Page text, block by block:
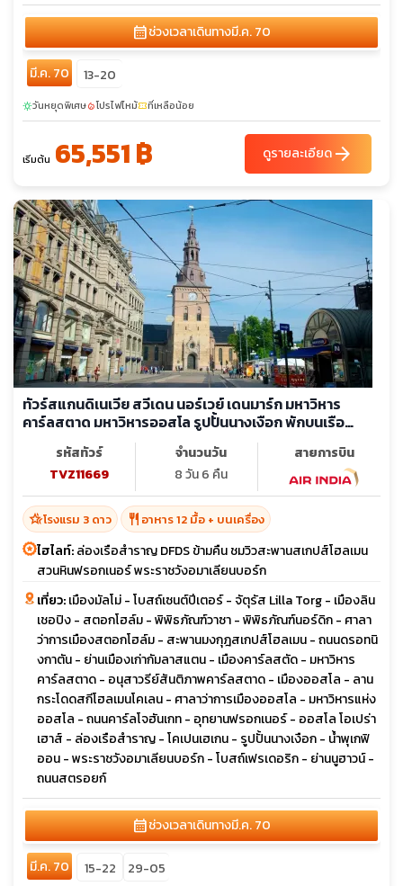
calendar_monthช่วงเวลาเดินทางมี.ค. 70
มี.ค. 70 13-20
sunnyวันหยุดพิเศษlocal_fire_departmentโปรไฟไหม้confirmation_numberที่เหลือน้อย
เริ่มต้น 65,551 ฿ ดูรายละเอียดarrow_forward
ทัวร์สแกนดิเนเวีย สวีเดน นอร์เวย์ เดนมาร์ก มหาวิหาร
คาร์ลสตาด มหาวิหารออสโล รูปปั้นนางเงือก พักบนเรือ
รหัสทัวร์
TVZ11669
จำนวนวัน
8 วัน 6 คืน
สายการบิน
hotel_classโรงแรม 3 ดาว restaurant อาหาร 12 มื้อ + บนเครื่อง
ไฮไลท์:ล่องเรือสำราญ DFDS ข้ามคืน ชมวิวสะพานสเกปส์โฮลเมน
สวนหินฟรอกเนอร์ พระราชวังอมาเลียนบอร์ก
เที่ยว:เมืองมัลโม่ - โบสถ์เซนต์ปีเตอร์ - จัตุรัส Lilla Torg - เมืองลิน
เชอปิง - สตอกโฮล์ม - พิพิธภัณฑ์วาซา - พิพิธภัณฑ์นอร์ดิก - ศาลา
ว่าการเมืองสตอกโฮล์ม - สะพานมงกุฎสเกปส์โฮลเมน - ถนนดรอทนิ
งกาตัน - ย่านเมืองเก่ากัมลาสแตน - เมืองคาร์ลสตัด - มหาวิหาร
คาร์ลสตาด - อนุสาวรีย์สันติภาพคาร์ลสตาด - เมืองออสโล - ลาน
กระโดดสกีโฮลเมนโคเลน - ศาลาว่าการเมืองออสโล - มหาวิหารแห่ง
ออสโล - ถนนคาร์ลโจฮันเกท - อุทยานฟรอกเนอร์ - ออสโล โอเปร่า
เฮาส์ - ล่องเรือสำราญ - โคเปนเฮเกน - รูปปั้นนางเงือก - น้ำพุเกฟิ
ออน - พระราชวังอมาเลียนบอร์ก - โบสถ์เฟรเดอริก - ย่านนูฮาวน์ -
ถนนสตรอยก์
calendar_monthช่วงเวลาเดินทางมี.ค. 70
มี.ค. 70 15-22 29-05